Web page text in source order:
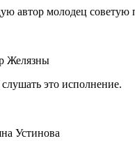
автор молодец советую
Желязны
это исполнение.
Устинова